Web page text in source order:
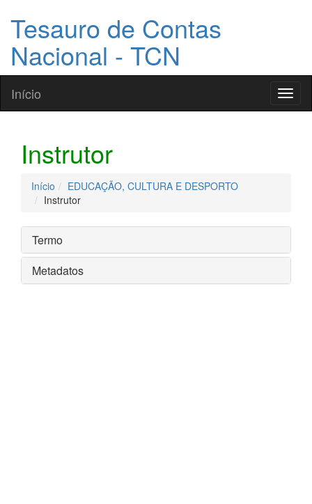
Tesauro de Contas
Nacional - TCN
Início
Instrutor
Início
EDUCAÇÃO, CULTURA E DESPORTO
Instrutor
Termo
Metadatos